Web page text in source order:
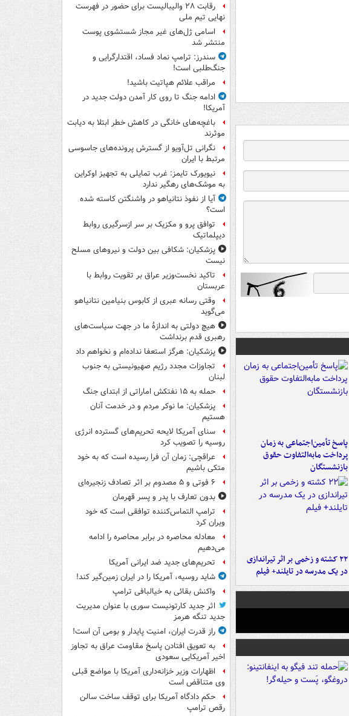
پاسخ تأمین‌اجتماعی به زمان
پرداخت مابه‌التفاوت حقوق
بازنشستگان
۲۲ کشته و زخمی بر اثر تیراندازی
در یک مدرسه در تایلند+ فیلم
رقابت ۲۸ والیبالیست برای حضور در فهرست
نهایی تیم ملی
اسامی ژل‌های غیر مجاز شستشوی پوست
منتشر شد
سندرز: ترامپ نماد فساد، اقتدارگرایی و
جنگ‌طلبی است!
مراقب علائم هپاتیت باشید!
ادامه جنگ تا روی کار آمدن دولت جدید در
آمریکا!
باغچه‌های خانگی در کاهش خطر ابتلا به دیابت
موثرند
نگرانی تل‌آویو از گسترش پرونده‌های جاسوسی
مرتبط با ایران
نیویورک تایمز: غرب تمایلی به تجهیز اوکراین
به موشک‌های رهگیر ندارد
آیا از نفوذ نتانیاهو در واشنگتن کاسته شده
است؟
توافق پرو و مکزیک بر سر ازسرگیری روابط
دیپلماتیک
پزشکیان: شکافی بین دولت و نیروهای مسلح
نیست
تاکید نخست‌وزیر عراق بر تقویت روابط با
عربستان
وقتی رسانه عبری از کابوس بنیامین نتانیاهو
می‌گوید
هیچ دولتی به اندازۀ ما در جهت سیاست‌های
رهبری قدم برنداشت
پزشکیان: هرگز استعفا نداده‌ام و نخواهم داد
تجاوزات مجدد رژیم صهیونیستی به جنوب
لبنان
حمله به ۱۵ نفتکش‌ اماراتی از ابتدای جنگ
پزشکیان: ما نوکر مردم و در خدمت آنان
هستیم
سنای آمریکا لایحه تحریم‌های گسترده انرژی
روسیه را تصویب کرد
عراقچی: زمان آن فرا رسیده است که به خود
متکی باشیم
۶ فوتی و ۵ مصدوم بر اثر تصادف زنجیره‌ای
بدون تعارف با پدر و پسر قهرمان
ترامپ التماس‌کننده توافقی است که خود
ویران کرد
معادله محاصره در برابر محاصره را ادامه
می‌دهیم
تحریم‌های جدید ضد ایرانی آمریکا
شاید روسیه، آمریکا را در ایران زمین‌گیر کند!
واکنش بقائی به خیالبافی ترامپ
اثر جدید کارتونیست سوری با عنوان مدیریت
جدید تنگه هرمز
راز قدرت ایران، امنیت پایدار و بومی آن است!
به تعویق افتادن پاسخ مقاومت عراق به تجاوز
اخیر آمریکایی سعودی
اظهارات وزیر خزانه‌داری آمریکا با مواضع قبلی
وی متناقض است
حکم دادگاه آمریکا برای توقف ساخت سالن
رقص ترامپ